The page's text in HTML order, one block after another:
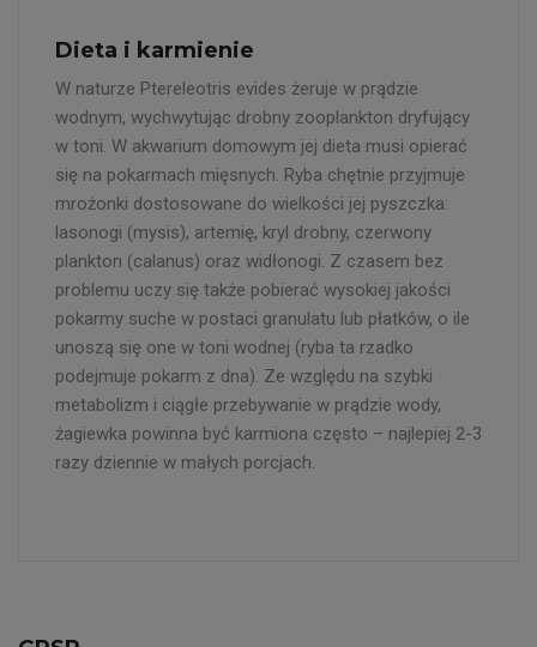
Dieta i karmienie
W naturze Ptereleotris evides żeruje w prądzie
wodnym, wychwytując drobny zooplankton dryfujący
w toni. W akwarium domowym jej dieta musi opierać
się na pokarmach mięsnych. Ryba chętnie przyjmuje
mrożonki dostosowane do wielkości jej pyszczka:
lasonogi (mysis), artemię, kryl drobny, czerwony
plankton (calanus) oraz widłonogi. Z czasem bez
problemu uczy się także pobierać wysokiej jakości
pokarmy suche w postaci granulatu lub płatków, o ile
unoszą się one w toni wodnej (ryba ta rzadko
podejmuje pokarm z dna). Ze względu na szybki
metabolizm i ciągłe przebywanie w prądzie wody,
żagiewka powinna być karmiona często – najlepiej 2-3
razy dziennie w małych porcjach.